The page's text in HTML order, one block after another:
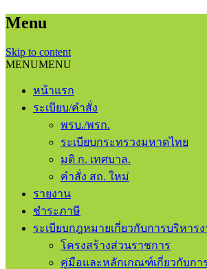
Menu
Skip to content
MENUMENU
หน้าแรก
ระเบียบ/คำสั่ง
พรบ./พรก.
ระเบียบกระทรวงมหาดไทย
มติ ก. เทศบาล.
คำสั่ง สถ. ใหม่
รายงาน
ชําระภาษี
ระเบียบกฎหมายเกี่ยวกับการบริหาร
โครงสร้างส่วนราชการ
คู่มือและหลักเกณฑ์เกี่ยวกับกา